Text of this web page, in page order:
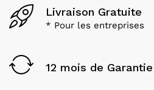
Livraison Gratuite
* Pour les entreprises
12 mois de Garantie